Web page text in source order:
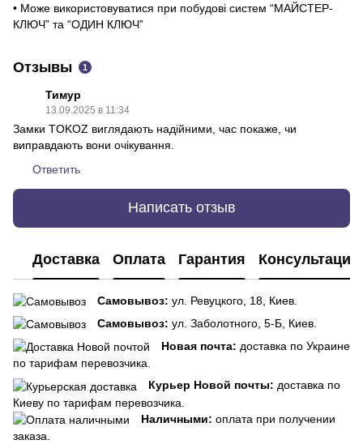
• Може використовуватися при побудові систем “МАЙСТЕР-
КЛЮЧ” та “ОДИН КЛЮЧ”
Отзывы 1
Тимур
13.09.2025 в 11:34
Замки TOKOZ виглядають надійними, час покаже, чи
виправдають вони очікування.
Ответить
Написать отзыв
Доставка Оплата Гарантия Консультация
Самовывоз: ул. Ревуцкого, 18, Киев.
Самовывоз: ул. Заболотного, 5-Б, Киев.
Новая почта: доставка по Украине
по тарифам перевозчика.
Курьер Новой почты: доставка по
Киеву по тарифам перевозчика.
Наличными: оплата при получении
заказа.